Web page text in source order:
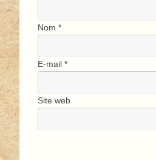
Nom *
E-mail *
Site web